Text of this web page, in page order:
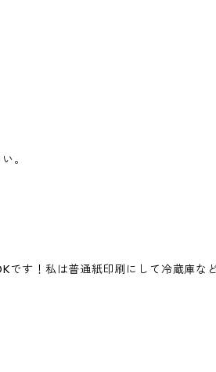
。
です！私は普通紙印刷にして冷蔵庫な